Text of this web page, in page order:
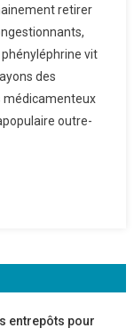
retirer
vit
des
médicamenteux
outre-
entrepôts pour